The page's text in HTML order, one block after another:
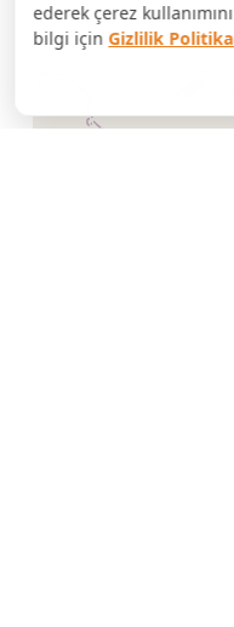
ederek çerez
bilgi için Gizlilik